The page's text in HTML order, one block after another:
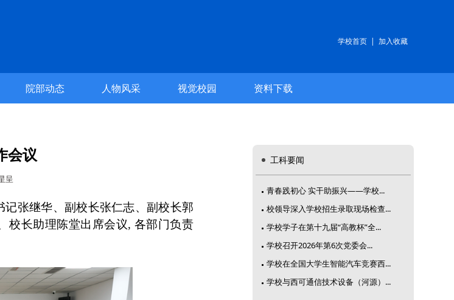
学校首页 | 加入收藏
院部动态 人物风采 视觉校园 资料下载
会议
呈
张继华、副校长张仁志、副校长郭
校长助理陈堂出席会议, 各部门负责
工科要闻
青春践初心 实干助振兴——学校...
校领导深入学校招生录取现场检查...
学校学子在第十九届“高教杯”全...
学校召开2026年第6次党委会...
学校在全国大学生智能汽车竞赛西...
学校与西可通信技术设备（河源）...